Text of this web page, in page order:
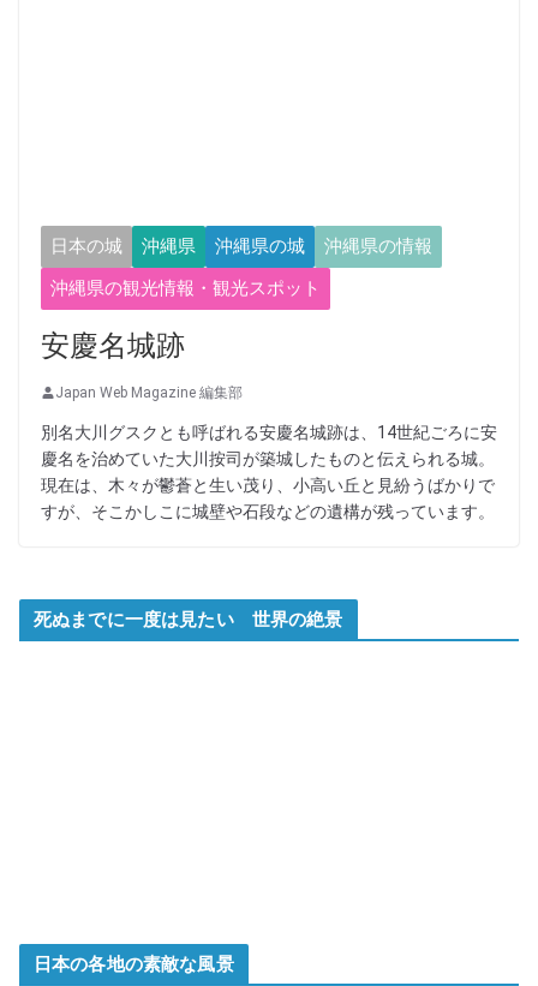
日本の城 沖縄県 沖縄県の城
沖縄県の情報
沖縄県の観光情報・観光スポット
安慶名城跡
Japan Web Magazine 編集部
別名大川グスクとも呼ばれる安慶名城跡は、14世紀ごろに安
慶名を治めていた大川按司が築城したものと伝えられる城。
現在は、木々が鬱蒼と生い茂り、小高い丘と見紛うばかりで
すが、そこかしこに城壁や石段などの遺構が残っています。
死ぬまでに一度は見たい 世界の絶景
日本の各地の素敵な風景